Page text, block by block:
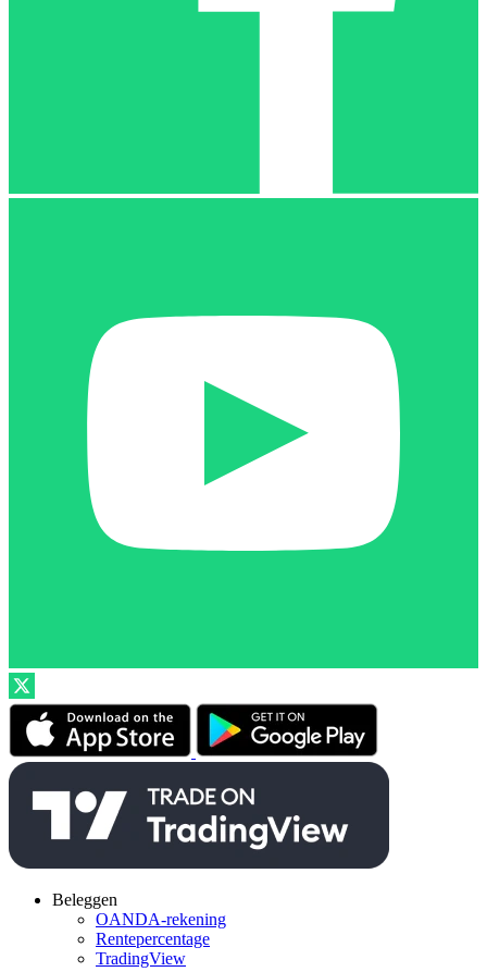
Beleggen
OANDA-rekening
Rentepercentage
TradingView